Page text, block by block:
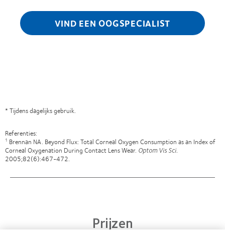
VIND EEN OOGSPECIALIST
* Tijdens dagelijks gebruik.
Referenties:
1 Brennan NA. Beyond Flux: Total Corneal Oxygen Consumption as an Index of
Corneal Oxygenation During Contact Lens Wear. Optom Vis Sci.
2005;82(6):467-472.
Prijzen